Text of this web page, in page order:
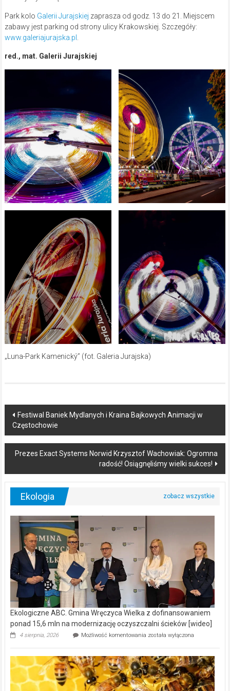
Park kolo Galerii Jurajskiej zaprasza od godz. 13 do 21. Miejscem
zabawy jest parking od strony ulicy Krakowskiej. Szczegóły:
www.galeriajurajska.pl
red., mat. Galerii Jurajskiej
„Luna-Park Kamenický” (fot. Galeria Jurajska)
Post
navigation
Festiwal Baniek Mydlanych i Kraina Bajkowych Animacji w
Częstochowie
Prezes Exact Systems Norwid Krzysztof Wachowiak: Ogromna
radość! Osiągnęliśmy wielki sukces!
Ekologia
Ekologiczne ABC. Gmina Wręczyca Wielka z dofinansowaniem
ponad 15,6 mln na modernizację oczyszczalni ścieków [wideo]
4 sierpnia, 2026 Możliwość komentowania Ekologiczne
Wręczyca
Wielka
z
dofinansowaniem
została wyłączona